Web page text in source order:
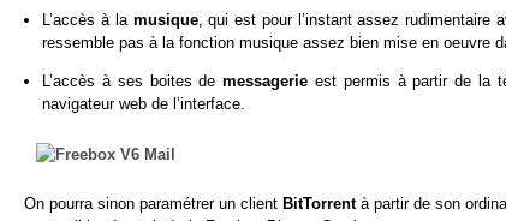
L’accès à la musique, qui est pour l’instant assez rudimentaire
ressemble pas à la fonction musique assez bien mise en oeuvre
L’accès à ses boites demessagerieest permis à partir de la
navigateur web de l’interface.
On pourra sinon paramétrer un client BitTorrentà partir de son